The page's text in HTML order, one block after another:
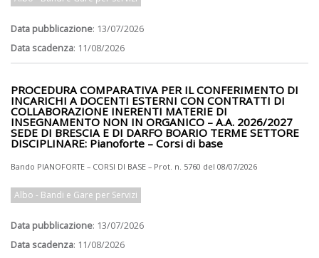
Data pubblicazione: 13/07/2026
Data scadenza: 11/08/2026
PROCEDURA COMPARATIVA PER IL CONFERIMENTO DI
INCARICHI A DOCENTI ESTERNI CON CONTRATTI DI
COLLABORAZIONE INERENTI MATERIE DI
INSEGNAMENTO NON IN ORGANICO – A.A. 2026/2027
SEDE DI BRESCIA E DI DARFO BOARIO TERME SETTORE
DISCIPLINARE: Pianoforte – Corsi di base
Bando PIANOFORTE – CORSI DI BASE – Prot. n. 5760 del 08/07/2026
Albo - Bandi e Gare per Servizi
Data pubblicazione: 13/07/2026
Data scadenza: 11/08/2026